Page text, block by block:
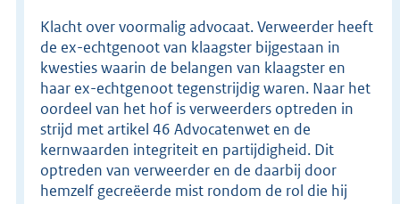
Klacht over voormalig advocaat. Verweerder heeft
de ex-echtgenoot van klaagster bijgestaan in
kwesties waarin de belangen van klaagster en
haar ex-echtgenoot tegenstrijdig waren. Naar het
oordeel van het hof is verweerders optreden in
strijd met artikel 46 Advocatenwet en de
kernwaarden integriteit en partijdigheid. Dit
optreden van verweerder en de daarbij door
hemzelf gecreëerde mist rondom de rol die hij